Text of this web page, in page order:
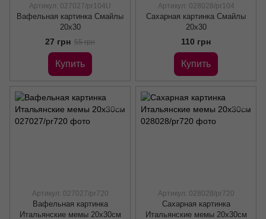
Артикул: 027027/pr104U
Вафельная картинка Смайлы
20х30
27 грн 55 грн
Купить
Артикул: 028028/pr104
Сахарная картинка Смайлы
20х30
110 грн
Купить
Артикул: 027027/pr720
Вафельная картинка
Итальянские мемы 20х30см
Артикул: 028028/pr720
Сахарная картинка
Итальянские мемы 20x30см